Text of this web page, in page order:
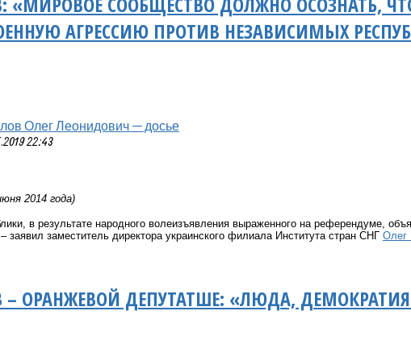
АГРЕССИЮ ПРОТИВ НЕЗАВИСИМЫХ
Олег Леонидович — досье
22:43
2014 года)
в результате народного волеизъявления выраженного на референдуме,
заявил заместитель директора украинского филиала Института стран СНГ Олег
ОРАНЖЕВОЙ ДЕПУТАТШЕ: «ЛЮДА,